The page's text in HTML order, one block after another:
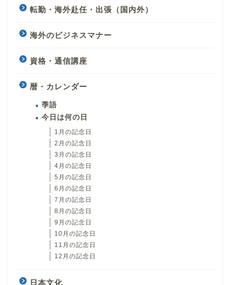
転勤・海外赴任・出張（国内外）
海外のビジネスマナー
資格・通信講座
暦・カレンダー
季語
今日は何の日
1月の記念日
2月の記念日
3月の記念日
4月の記念日
5月の記念日
6月の記念日
7月の記念日
8月の記念日
9月の記念日
10月の記念日
11月の記念日
12月の記念日
日本文化